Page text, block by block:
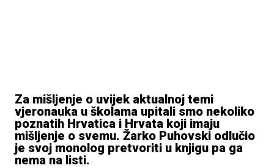
Za mišljenje o uvijek aktualnoj temi
vjeronauka u školama upitali smo nekoliko
poznatih Hrvatica i Hrvata koji imaju
mišljenje o svemu. Žarko Puhovski odlučio
je svoj monolog pretvoriti u knjigu pa ga
nema na listi.